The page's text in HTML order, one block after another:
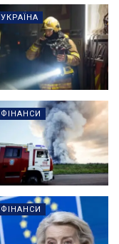
УКРАЇНА
ФІНАНСИ
ФІНАНСИ